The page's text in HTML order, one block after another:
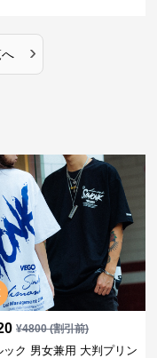
›
¥4800(割引前)
ック 男女兼用 大判プリン